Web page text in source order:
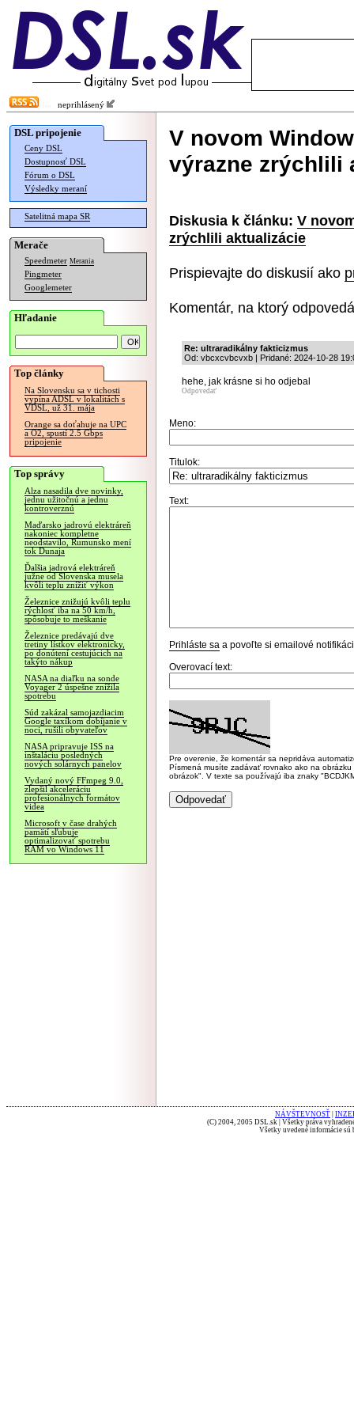
neprihlásený
DSL pripojenie
Ceny DSL
Dostupnosť DSL
Fórum o DSL
Výsledky meraní
Satelitná mapa SR
Merače
Speedmeter Merania
Pingmeter
Googlemeter
Hľadanie
Top články
Na Slovensku sa v tichosti
vypína ADSL v lokalitách s
VDSL, už 31. mája
Orange sa doťahuje na UPC
a O2, spustí 2.5 Gbps
pripojenie
Top správy
Alza nasadila dve novinky,
jednu užitočnú a jednu
kontroverznú
Maďarsko jadrovú elektráreň
nakoniec kompletne
neodstavilo, Rumunsko mení
tok Dunaja
Ďalšia jadrová elektráreň
južne od Slovenska musela
kvôli teplu znížiť výkon
Železnice znižujú kvôli teplu
rýchlosť iba na 50 km/h,
spôsobuje to meškanie
Železnice predávajú dve
tretiny lístkov elektronicky,
po donútení cestujúcich na
takýto nákup
NASA na diaľku na sonde
Voyager 2 úspešne znížila
spotrebu
Súd zakázal samojazdiacim
Google taxíkom dobíjanie v
noci, rušili obyvateľov
NASA pripravuje ISS na
inštaláciu posledných
nových solárnych panelov
Vydaný nový FFmpeg 9.0,
zlepšil akceleráciu
profesionálnych formátov
videa
Microsoft v čase drahých
pamätí sľubuje
optimalizovať spotrebu
RAM vo Windows 11
V novom
výrazne zrýchlili
Diskusia k článku: V
zrýchlili aktualizácie
Prispievajte do diskusií ako
Komentár, na ktorý
Re: ultraradikálny fakticizmus
Od: vbcxcvbcvxb | Pridané: 2024-10-28
hehe, jak krásne si ho odjebal
Odpovedať
Meno:
Titulok:
Text:
Prihláste sa a povoľte si emailové
Overovací text:
Pre overenie, že komentár sa nepridáva
Písmená musíte zadávať rovnako ako na
obrázok". V texte sa používajú iba znaky
NÁVŠTEVNOSŤ
(C) 2004, 2005 DSL.sk | Všetky práva
Všetky uvedené informácie sú